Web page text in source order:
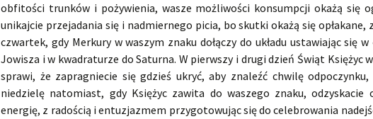
obfitości trunków i pożywienia, wasze możliwości konsumpcji okażą się
unikajcie przejadania się i nadmiernego picia, bo skutki okażą się opłakane,
czwartek, gdy Merkury w waszym znaku dołączy do układu ustawiając się
Jowisza i w kwadraturze do Saturna. W pierwszy i drugi dzień Świąt Księżyc
sprawi, że zapragniecie się gdzieś ukryć, aby znaleźć chwilę
niedzielę natomiast, gdy Księżyc zawita do waszego znaku, odzyskacie
energię, z radością i entuzjazmem przygotowując się do celebrowania